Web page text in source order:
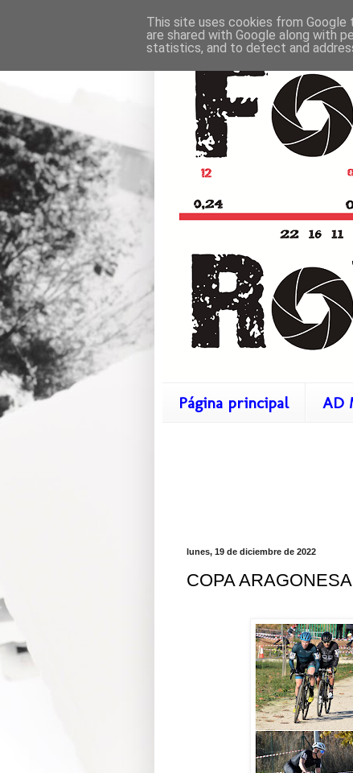
Página principal AD
lunes, 19 de diciembre de 2022
COPA
This site uses cookies from Google
are shared with Google along with
statistics, and to detect and